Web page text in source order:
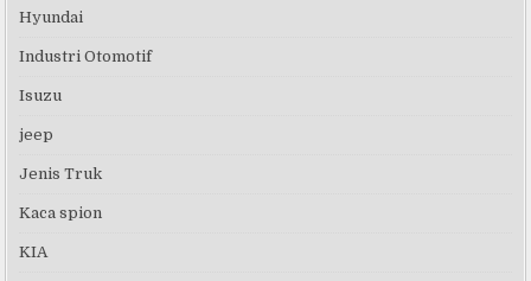
Hyundai
Industri Otomotif
Isuzu
jeep
Jenis Truk
Kaca spion
KIA